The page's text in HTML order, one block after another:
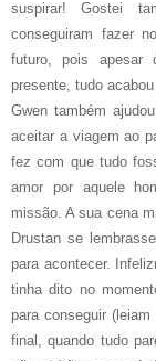
suspirar! Gostei
conseguiram fazer
futuro, pois apesar
presente, tudo
Gwen também
aceitar a viagem ao
fez com que tudo
amor por aquele
missão. A sua cena
Drustan se
para acontecer.
tinha dito no
para conseguir
final, quando tudo